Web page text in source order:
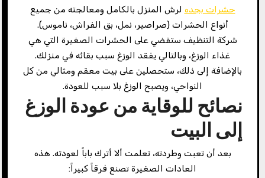
حشرات بجده لرش المنزل بالكامل ومعالجته من جميع
أنواع الحشرات (صراصير، نمل، بق الفراش، ناموس).
شركة التنظيف ستقضي على الحشرات الصغيرة التي هي
غذاء الوزغ، وبالتالي يفقد الوزغ سبب بقائه في منزلك.
بالإضافة إلى ذلك، ستحصلين على بيت معقم ومثالي من كل
النواحي، ويصبح الوزغ بلا سبب للعودة.
نصائح للوقاية من عودة الوزغ
إلى البيت
بعد أن تعبت وطردته، تعلمت ألا أترك باباً لعودته. هذه
العادات الصغيرة تصنع فرقاً كبيراً: